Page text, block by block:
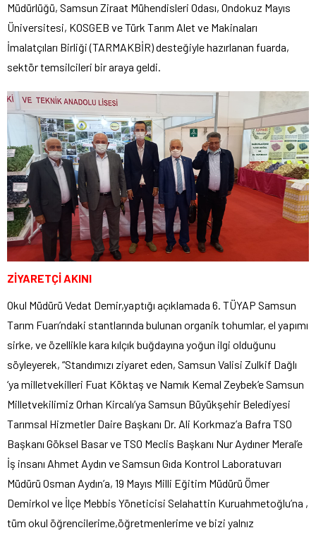
Müdürlüğü, Samsun Ziraat Mühendisleri Odası, Ondokuz Mayıs
Üniversitesi, KOSGEB ve Türk Tarım Alet ve Makinaları
İmalatçıları Birliği (TARMAKBİR) desteğiyle hazırlanan fuarda,
sektör temsilcileri bir araya geldi.
ZİYARETÇİ AKINI
Okul Müdürü Vedat Demir,yaptığı açıklamada 6. TÜYAP Samsun
Tarım Fuarı’ndaki stantlarında bulunan organik tohumlar, el yapımı
sirke, ve özellikle kara kılçık buğdayına yoğun ilgi olduğunu
söyleyerek, “Standımızı ziyaret eden, Samsun Valisi Zulkif Dağlı
‘ya milletvekilleri Fuat Köktaş ve Namık Kemal Zeybek’e Samsun
Milletvekilimiz Orhan Kircalı’ya Samsun Büyükşehir Belediyesi
Tarımsal Hizmetler Daire Başkanı Dr. Ali Korkmaz’a Bafra TSO
Başkanı Göksel Basar ve TSO Meclis Başkanı Nur Aydıner Meral’e
İş insanı Ahmet Aydın ve Samsun Gıda Kontrol Laboratuvarı
Müdürü Osman Aydın’a, 19 Mayıs Milli Eğitim Müdürü Ömer
Demirkol ve İlçe Mebbis Yöneticisi Selahattin Kuruahmetoğlu’na ,
tüm okul öğrencilerime,öğretmenlerime ve bizi yalnız